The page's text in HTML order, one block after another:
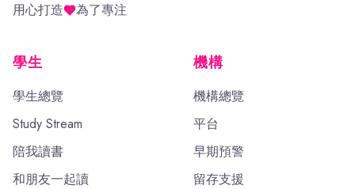
用心打造
為了專注
學生
學生總覽
Study Stream
陪我讀書
和朋友一起讀
機構
機構總覽
平台
早期預警
留存支援